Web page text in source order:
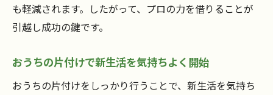
も軽減されます。したがって、プロの力を借りることが
引越し成功の鍵です。
おうちの片付けで新生活を気持ちよく開始
おうちの片付けをしっかり行うことで、新生活を気持ち